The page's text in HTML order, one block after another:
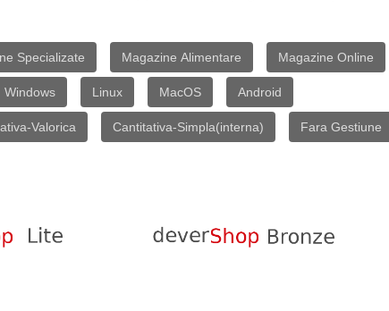
Specializate Magazine Alimentare Magazine Online
Windows Linux MacOS Android
Valorica Cantitativa-Simpla(interna) Fara Gestiune